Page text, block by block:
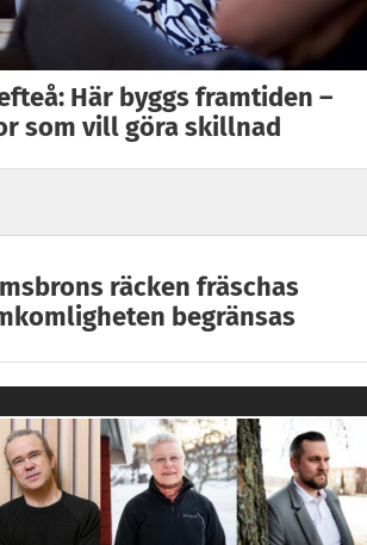
Här byggs framtiden –
som vill göra skillnad
räcken fräschas
begränsas